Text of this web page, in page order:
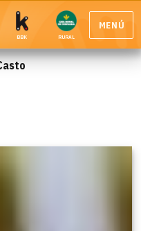
BBK RURAL
MENÚ